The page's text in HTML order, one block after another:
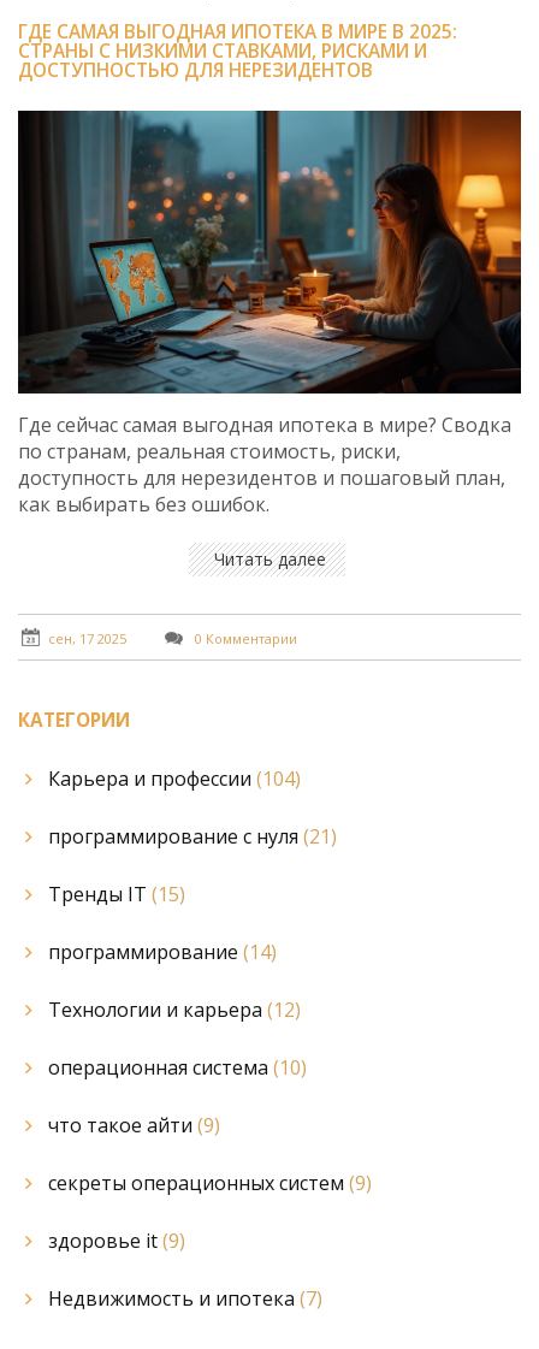
ГДЕ САМАЯ ВЫГОДНАЯ ИПОТЕКА В МИРЕ В 2025:
СТРАНЫ С НИЗКИМИ СТАВКАМИ, РИСКАМИ И
ДОСТУПНОСТЬЮ ДЛЯ НЕРЕЗИДЕНТОВ
Где сейчас самая выгодная ипотека в мире? Сводка
по странам, реальная стоимость, риски,
доступность для нерезидентов и пошаговый план,
как выбирать без ошибок.
Читать далее
сен, 17 2025 0 Комментарии
КАТЕГОРИИ
Карьера и профессии (104)
программирование с нуля (21)
Тренды IT (15)
программирование (14)
Технологии и карьера (12)
операционная система (10)
что такое айти (9)
секреты операционных систем (9)
здоровье it(9)
Недвижимость и ипотека (7)